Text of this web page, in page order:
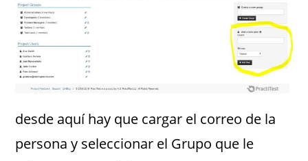
desde aquí hay que cargar el correo de la
persona y seleccionar el Grupo que le